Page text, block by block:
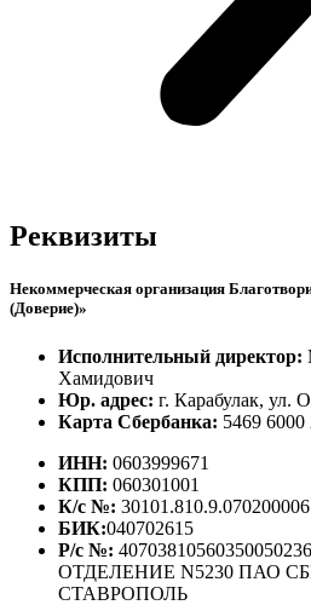
Реквизиты
Некоммерческая организация
(Доверие)»
Исполнительный директор:
Хамидович
Юр. адрес: г. Карабулак, ул.
Карта Сбербанка: 5469 6000
ИНН: 0603999671
КПП: 060301001
К/с №:
БИК:040702615
Р/с №:
ОТДЕЛЕНИЕ N5230 ПАО
СТАВРОПОЛЬ